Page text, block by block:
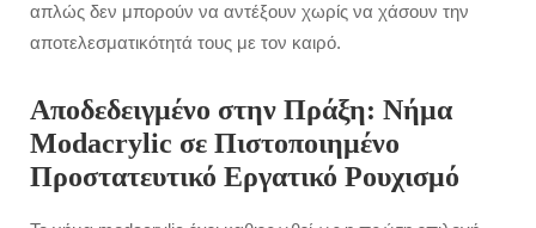
απλώς δεν μπορούν να αντέξουν χωρίς να χάσουν την
αποτελεσματικότητά τους με τον καιρό.
Αποδεδειγμένο στην Πράξη: Νήμα
Modacrylic σε Πιστοποιημένο
Προστατευτικό Εργατικό Ρουχισμό